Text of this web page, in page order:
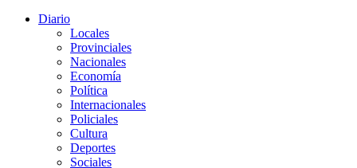
Diario
Locales
Provinciales
Nacionales
Economía
Política
Internacionales
Policiales
Cultura
Deportes
Sociales